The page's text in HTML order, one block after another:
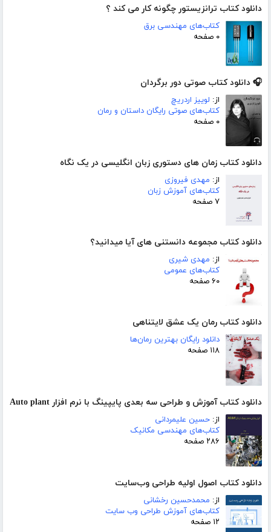
دانلود کتاب ترانزیستور چگونه کار می کند ؟
کتاب‌های مهندسی برق
۰ صفحه
🎧 دانلود کتاب صوتی دور برگردان
از: لوییز اردریچ
کتاب‌های صوتی رایگان داستان و رمان
۰ صفحه
دانلود کتاب زمان های دستوری زبان انگلیسی در یک نگاه
از: مهدی فیروزی
کتاب‌های آموزش زبان
۷ صفحه
دانلود کتاب مجموعه دانستنی های آیا میدانید؟
از: مهدی شیری
کتاب‌های عمومی
۶۰ صفحه
دانلود کتاب رمان یک عشق لایتناهی
دانلود رایگان بهترین رمان‌ها
۱۱۸ صفحه
دانلود کتاب آموزش و طراحی سه بعدی پایپینگ با نرم افزار Auto plant
از: حسین علیمردانی
کتاب‌های مهندسی مکانیک
۲۸۶ صفحه
دانلود کتاب اصول اولیه طراحی وب‌سایت
از: محمد‌حسین رخشانی
کتاب‌های آموزش طراحی وب سایت
۱۲ صفحه